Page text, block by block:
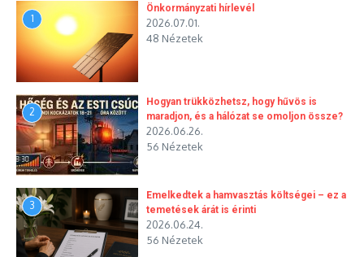
1
Önkormányzati hírlevél
2026.07.01.
48 Nézetek
2
Hogyan trükközhetsz, hogy hűvös is
maradjon, és a hálózat se omoljon össze?
2026.06.26.
56 Nézetek
3
Emelkedtek a hamvasztás költségei – ez a
temetések árát is érinti
2026.06.24.
56 Nézetek